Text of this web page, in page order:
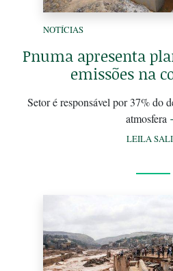
NOTÍCIAS
Pnuma apresenta
emissões na
Setor é responsável por 37% do
atmosfera
LEILA